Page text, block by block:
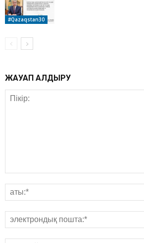
#Qazaqstan30
ЖАУАП ҚАЛДЫРУ